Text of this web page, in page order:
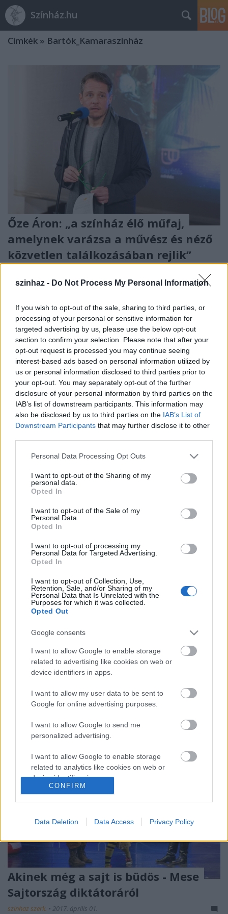
szinhaz - Do Not Process My Personal Information
If you wish to opt-out of the sale, sharing to third parties, or
processing of your personal or sensitive information for
targeted advertising by us, please use the below opt-out
section to confirm your selection. Please note that after your
opt-out request is processed you may continue seeing
interest-based ads based on personal information utilized by
us or personal information disclosed to third parties prior to
your opt-out. You may separately opt-out of the further
disclosure of your personal information by third parties on the
IAB’s list of downstream participants. This information may
also be disclosed by us to third parties on the IAB’s List of
Downstream Participants that may further disclose it to other
Please note that this website/app uses one or more Google
not limited to your visit or usage behaviour. You may click to
grant or deny consent to Google and its third-party tags to
use your data for below specified purposes in below Google
consent section.
Personal Data Processing Opt Outs
I want to opt-out of the Sharing of my
personal data.
Opted In
I want to opt-out of the Sale of my
Personal Data.
Opted In
I want to opt-out of processing my
Personal Data for Targeted Advertising.
Opted In
I want to opt-out of Collection, Use,
Retention, Sale, and/or Sharing of my
Personal Data that Is Unrelated with the
Purposes for which it was collected.
Opted Out
Google consents
I want to allow Google to enable storage
related to advertising like cookies on web or
device identifiers in apps.
I want to allow my user data to be sent to
Google for online advertising purposes.
I want to allow Google to send me
personalized advertising.
I want to allow Google to enable storage
related to analytics like cookies on web or
device identifiers in apps.
related to personalization.
I want to allow Google to enable storage
related to security, including authentication
functionality and fraud prevention, and other
user protection.
CONFIRM
Data Deletion Data Access Privacy Policy
Színház.hu
Címkék » Bartók_Kamaraszínház
Őze Áron: „a színház élő műfaj,
amelynek varázsa a művész és néző
közvetlen találkozásában rejlik”
Magyarországon elsőként előleget fizet jövedelem
nélkül maradt színészeinek a koronavírus-járvány
miatt bevezetett korlátozások időszaka alatt.
Világosítót és színpadmestert
keresnek a Bartók Kamaraszínházba
szinhaz szerk.•2018. augusztus 22.
A Bartók Kamaraszínház és Művészetek Háza állást
hirdet világosító és színpadmester munkakörök
A Szolgálat évadát hirdették meg
Dunaújvárosban
A Bartók Kamaraszínház és Művészetek Háza
és kiosztotta társulati díjait is.
Akinek még a sajt is büdös - Mese
Sajtország diktátoráról
szinhaz szerk. • 2017. április 01.